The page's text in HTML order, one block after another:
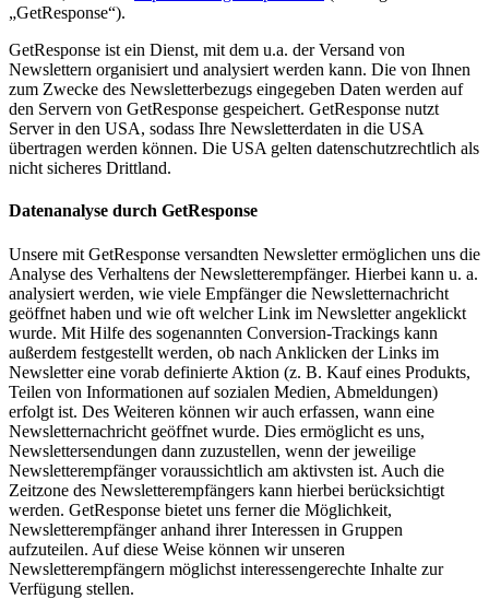
„GetResponse“).
GetResponse ist ein Dienst, mit dem u.a. der Versand von
Newslettern organisiert und analysiert werden kann. Die von Ihnen
zum Zwecke des Newsletterbezugs eingegeben Daten werden auf
den Servern von GetResponse gespeichert. GetResponse nutzt
Server in den USA, sodass Ihre Newsletterdaten in die USA
übertragen werden können. Die USA gelten datenschutzrechtlich als
nicht sicheres Drittland.
Datenanalyse durch GetResponse
Unsere mit GetResponse versandten Newsletter ermöglichen uns die
Analyse des Verhaltens der Newsletterempfänger. Hierbei kann u. a.
analysiert werden, wie viele Empfänger die Newsletternachricht
geöffnet haben und wie oft welcher Link im Newsletter angeklickt
wurde. Mit Hilfe des sogenannten Conversion-Trackings kann
außerdem festgestellt werden, ob nach Anklicken der Links im
Newsletter eine vorab definierte Aktion (z. B. Kauf eines Produkts,
Teilen von Informationen auf sozialen Medien, Abmeldungen)
erfolgt ist. Des Weiteren können wir auch erfassen, wann eine
Newsletternachricht geöffnet wurde. Dies ermöglicht es uns,
Newslettersendungen dann zuzustellen, wenn der jeweilige
Newsletterempfänger voraussichtlich am aktivsten ist. Auch die
Zeitzone des Newsletterempfängers kann hierbei berücksichtigt
werden. GetResponse bietet uns ferner die Möglichkeit,
Newsletterempfänger anhand ihrer Interessen in Gruppen
aufzuteilen. Auf diese Weise können wir unseren
Newsletterempfängern möglichst interessengerechte Inhalte zur
Verfügung stellen.